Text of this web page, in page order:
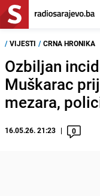
/ VIJESTI / CRNA HRONIKA
Ozbiljan
Muškarac
mezara,
16.05.26. 21:23 0